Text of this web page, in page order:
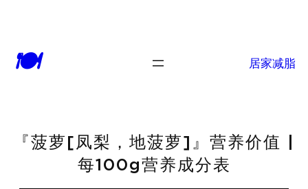
🍽 居家减脂
『菠萝[凤梨，地菠萝]』营养价值 |
每100g营养成分表